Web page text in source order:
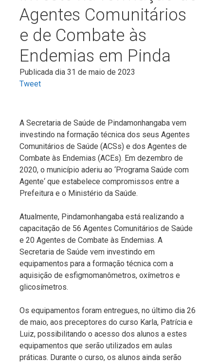
Agentes Comunitários
e de Combate às
Endemias em Pinda
Publicada dia 31 de maio de 2023
Tweet
A Secretaria de Saúde de Pindamonhangaba vem
investindo na formação técnica dos seus Agentes
Comunitários de Saúde (ACSs) e dos Agentes de
Combate às Endemias (ACEs). Em dezembro de
2020, o município aderiu ao ‘Programa Saúde com
Agente‘ que estabelece compromissos entre a
Prefeitura e o Ministério da Saúde.
Atualmente, Pindamonhangaba está realizando a
capacitação de 56 Agentes Comunitários de Saúde
e 20 Agentes de Combate às Endemias. A
Secretaria de Saúde vem investindo em
equipamentos para a formação técnica com a
aquisição de esfigmomanômetros, oxímetros e
glicosímetros.
Os equipamentos foram entregues, no último dia 26
de maio, aos preceptores do curso Karla, Patrícia e
Luiz, possibilitando o acesso dos alunos a estes
equipamentos que serão utilizados em aulas
práticas. Durante o curso, os alunos ainda serão